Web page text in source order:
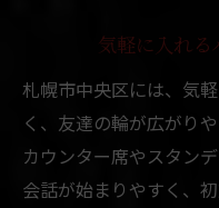
気軽に入れる
札幌市中央区には、気
く、友達の輪が広がり
カウンター席やスタン
会話が始まりやすく、